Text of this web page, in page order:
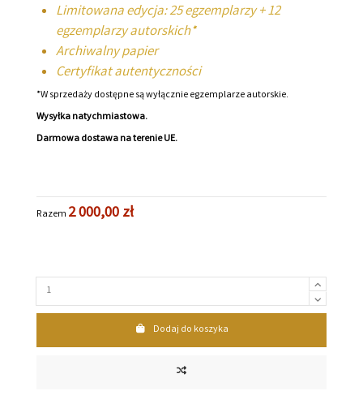
Limitowana edycja: 25 egzemplarzy + 12
egzemplarzy autorskich*
Archiwalny papier
Certyfikat autentyczności
*W sprzedaży dostępne są wyłącznie egzemplarze autorskie.
Wysyłka natychmiastowa.
Darmowa dostawa na terenie UE.
Razem 2 000,00 zł
Dodaj do koszyka